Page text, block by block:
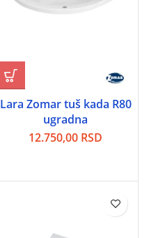
Lara Zomar tuš kada R80
ugradna
12.750,00 RSD